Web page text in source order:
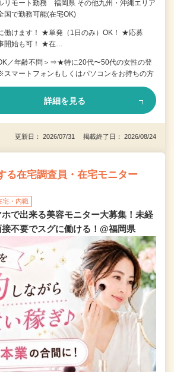
リモート勤務 福岡県 その他九州・沖縄エリア
国で勤務可能(在宅OK)
働けます！ ★単発（1日のみ）OK！ ★応募
開始も可！ ★在…
／年齢不問＞⇒★特に20代〜50代の女性の登
マートフォンもしくはパソコンをお持ちの方
詳細を見る
更新日： 2026/07/31 掲載終了日： 2026/08/24
る在宅調査員・在宅モニター
宅・内職
で出来る美容モニター大募集！未経
不要でスグに働ける！@福岡県